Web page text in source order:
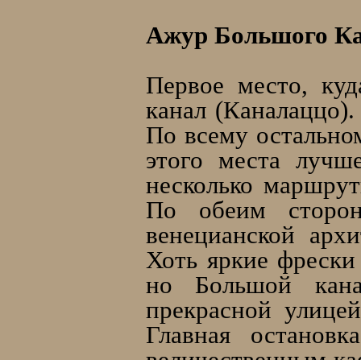
Ажур Большого
Первое место,
канал
По всему
этого места
несколько
По обеим
венецианской
Хоть яркие
но Большой
прекрасной
Главная